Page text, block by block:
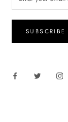
SUBSCRIBE